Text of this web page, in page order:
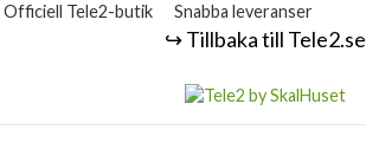
Officiell Tele2-butik Snabba leveranser
↪️ Tillbaka till Tele2.se